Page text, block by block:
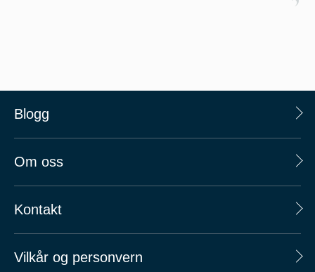
Blogg
Om oss
Kontakt
Vilkår og personvern